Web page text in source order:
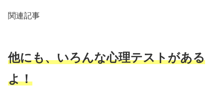
関連記事
他にも、いろんな心理テストがある
よ！